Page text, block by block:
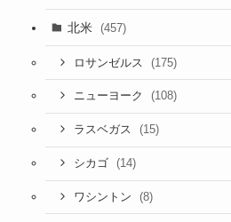
北米 (457)
ロサンゼルス (175)
ニューヨーク (108)
ラスベガス (15)
シカゴ (14)
ワシントン (8)